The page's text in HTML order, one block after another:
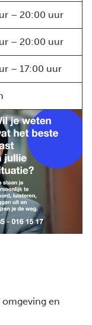
– 20:00 uur
– 20:00 uur
– 17:00 uur
en